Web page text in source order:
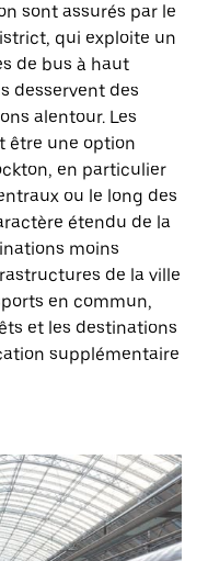
sont assurés par le
qui exploite un
de bus à haut
desservent des
alentour. Les
être une option
en particulier
ou le long des
étendu de la
moins
de la ville
en commun,
et les destinations
supplémentaire